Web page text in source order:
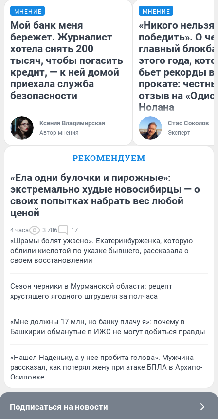
МНЕНИЕ
Мой банк меня
бережет. Журналист
хотела снять 200
тысяч, чтобы погасить
кредит, — к ней домой
приехала служба
безопасности
Ксения Владимирская
Автор мнения
МНЕНИЕ
«Никого нельзя
победить». О
главный
этого года,
бьет рекорды в
прокате:
отзыв на
Нолана
Стас Соколов
Эксперт
РЕКОМЕНДУЕМ
«Ела одни булочки и пирожные»:
экстремально худые новосибирцы — о
своих попытках набрать вес любой
ценой
4 часа 3 786 17
«Шрамы болят ужасно». Екатеринбурженка, которую
облили кислотой по указке бывшего, рассказала о
своем восстановлении
Сезон черники в Мурманской области: рецепт
хрустящего ягодного штруделя за полчаса
«Мне должны 17 млн, но банку плачу я»: почему в
Башкирии обманутые в ИЖС не могут добиться правды
«Нашел Наденьку, а у нее пробита голова». Мужчина
рассказал, как потерял жену при атаке БПЛА в Архипо-
Осиповке
Подписаться на новости